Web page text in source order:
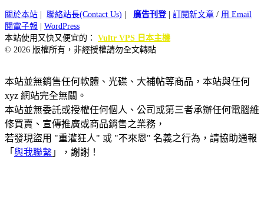
關於本站 聯絡站長(Contact Us) 廣告刊登| 訂閱新文章 / 用 Email
閱電子報
WordPress
本站使用又快又便宜的： Vultr VPS 日本主機
© 2026 版權所有，非經授權請勿全文轉貼
本站並無銷售任何軟體、光碟、大補帖等商品，本站與任何
xyz 網站完全無關。
本站並無委託或授權任何個人、公司或第三者承辦任何電腦維
修買賣、宣傳推廣或商品銷售之業務，
若發現盜用 "重灌狂人" 或 "不來恩" 名義之行為，請協助通報
「 與我聯繫 」，謝謝！